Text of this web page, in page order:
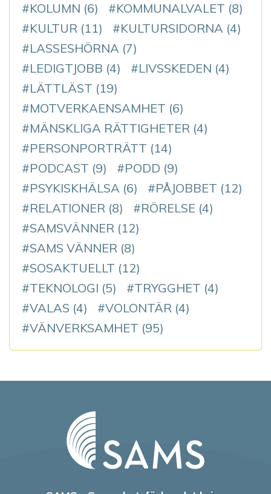
KOLUMN (6) KOMMUNALVALET (8)
KULTUR (11) KULTURSIDORNA (4)
LASSESHÖRNA (7)
LEDIGTJOBB (4) LIVSSKEDEN (4)
LÄTTLÄST (19)
MOTVERKAENSAMHET (6)
MÄNSKLIGA RÄTTIGHETER (4)
PERSONPORTRÄTT (14)
PODCAST (9) PODD (9)
PSYKISKHÄLSA (6) PÅJOBBET (12)
RELATIONER (8) RÖRELSE (4)
SAMSVÄNNER (12)
SAMS VÄNNER (8)
SOSAKTUELLT (12)
TEKNOLOGI (5) TRYGGHET (4)
VALAS (4) VOLONTÄR (4)
VÄNVERKSAMHET (95)